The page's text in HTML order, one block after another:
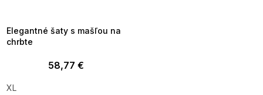
Elegantné šaty s mašľou na
chrbte
58,77 €
XL